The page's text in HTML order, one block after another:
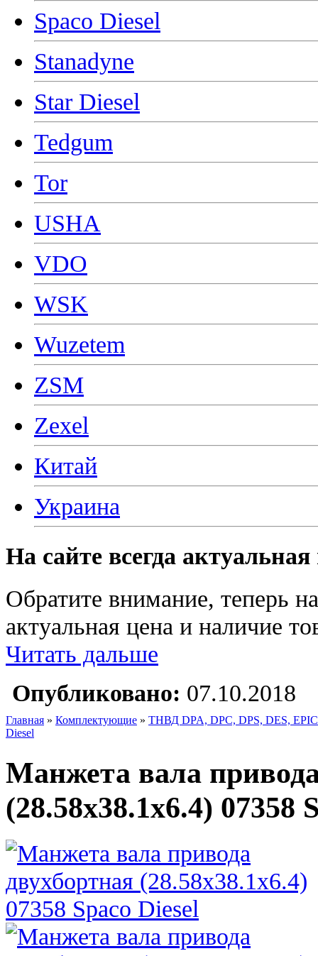
Spaco Diesel
Stanadyne
Star Diesel
Tedgum
Tor
USHA
VDO
WSK
Wuzetem
ZSM
Zexel
Китай
Украина
На сайте всегда
Обратите внимание, теперь
актуальная цена и наличие
Читать дальше
Опубликовано: 07.10.2018
Главная » Комплектующие » ТНВД DPA, DPC, DPS, DES, EPIC
Diesel
Манжета вала
(28.58х38.1х6.4) 07358